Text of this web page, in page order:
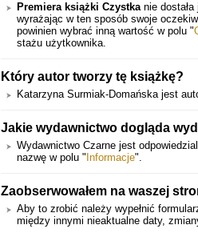
Premiera książki Czystkanie dostała
wyrażając w ten sposób swoje
powinien wybrać inną wartość w polu "
stażu użytkownika.
Który autor tworzy tę książkę?
Katarzyna Surmiak-Domańska jest
Jakie wydawnictwo dogląda
Wydawnictwo Czarne jest
nazwę w polu " Informacje".
Zaobserwowałem na waszej
Aby to zrobić należy wypełnić
między innymi nieaktualne daty,